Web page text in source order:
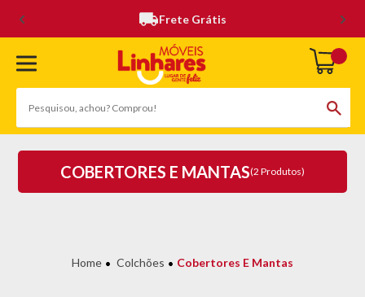
Frete Grátis
COBERTORES E MANTAS(2 Produtos)
Colchões Cobertores E Mantas